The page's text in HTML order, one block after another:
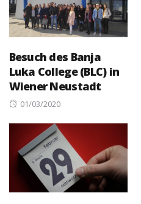
Besuch des Banja
Luka College (BLC) in
Wiener Neustadt
Posted
01/03/2020